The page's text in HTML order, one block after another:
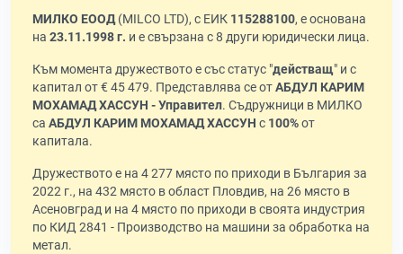
МИЛКО ЕООД(MILCO LTD), с ЕИК 115288100, е основана
на 23.11.1998 г. и е свързана с 8 други юридически лица.
Към момента дружеството е със статус "действащ" и с
капитал от € 45 479. Представлява се отАБДУЛ КАРИМ
МОХАМАД ХАССУН - Управител. Съдружници в МИЛКО
са АБДУЛ КАРИМ МОХАМАД ХАССУН с 100%от
капитала.
Дружеството е на 4 277 място по приходи в България за
2022 г., на 432 място в област Пловдив, на 26 място в
Асеновград и на 4 място по приходи в своята индустрия
по КИД 2841 - Производство на машини за обработка на
метал.